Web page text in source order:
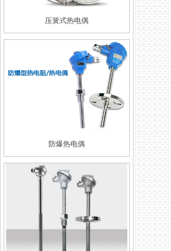
压簧式热电偶
防爆热电偶